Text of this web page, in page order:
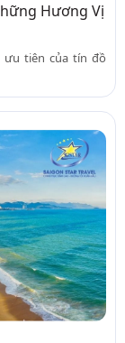
Hương Vị
ưu tiên của tín đồ